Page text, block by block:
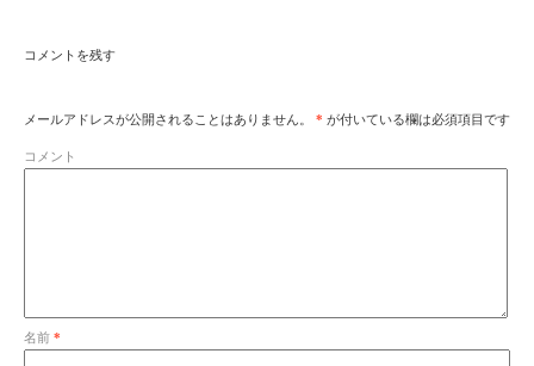
コメントを残す
メールアドレスが公開されることはありません。 * が付いている欄は必須項目です
コメント
名前 *